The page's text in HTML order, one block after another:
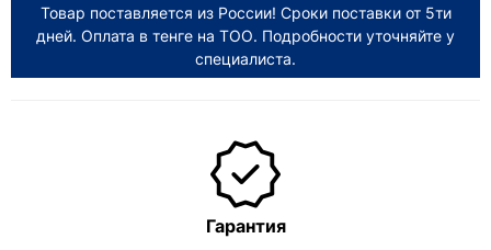
Товар поставляется из России! Сроки поставки от 5ти
дней. Оплата в тенге на ТОО. Подробности уточняйте у
специалиста.
Гарантия